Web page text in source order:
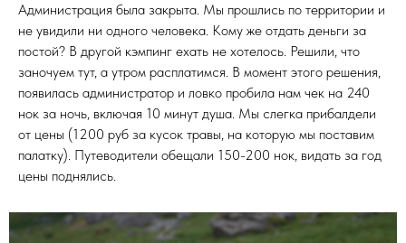
Администрация была закрыта. Мы прошлись по территории и
не увидили ни одного человека. Кому же отдать деньги за
постой? В другой кэмпинг ехать не хотелось. Решили, что
заночуем тут, а утром расплатимся. В момент этого решения,
появилась администратор и ловко пробила нам чек на 240
нок за ночь, включая 10 минут душа. Мы слегка прибалдели
от цены (1200 руб за кусок травы, на которую мы поставим
палатку). Путеводители обещали 150-200 нок, видать за год
цены поднялись.